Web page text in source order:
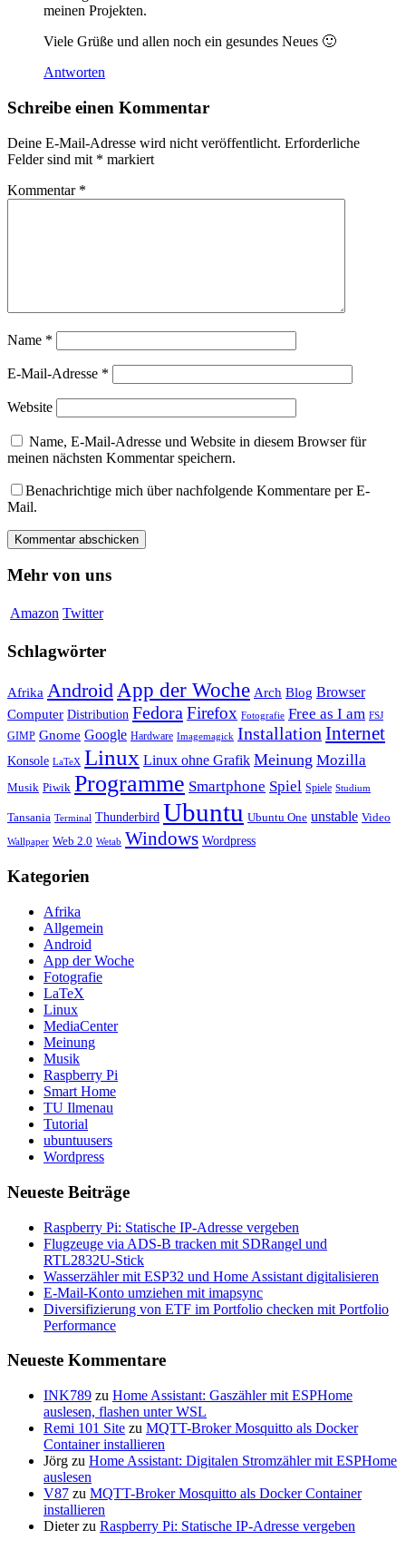
meinen Projekten.
Viele Grüße und allen noch ein gesundes Neues 🙂
Antworten
Schreibe einen Kommentar
Deine E-Mail-Adresse wird nicht veröffentlicht. Erforderliche
Felder sind mit * markiert
Kommentar *
Name *
E-Mail-Adresse *
Website
Name, E-Mail-Adresse und Website in diesem Browser für
meinen nächsten Kommentar speichern.
Benachrichtige mich über nachfolgende Kommentare per E-
Mail.
Mehr von uns
Amazon Twitter
Schlagwörter
Afrika Android App der Woche Arch Blog Browser
Computer Distribution Fedora Firefox Fotografie Free as I am FSJ
GIMP Gnome Google Hardware Imagemagick Installation Internet
Konsole LaTeX Linux Linux ohne Grafik Meinung Mozilla
Musik Piwik Programme Smartphone Spiel Spiele Studium
Tansania Terminal Thunderbird Ubuntu Ubuntu One unstable Video
Wallpaper Web 2.0 Wetab Windows Wordpress
Kategorien
Afrika
Allgemein
Android
App der Woche
Fotografie
LaTeX
Linux
MediaCenter
Meinung
Musik
Raspberry Pi
Smart Home
TU Ilmenau
Tutorial
ubuntuusers
Wordpress
Neueste Beiträge
Raspberry Pi: Statische IP-Adresse vergeben
Flugzeuge via ADS-B tracken mit SDRangel und
RTL2832U-Stick
Wasserzähler mit ESP32 und Home Assistant digitalisieren
E-Mail-Konto umziehen mit imapsync
Diversifizierung von ETF im Portfolio checken mit Portfolio
Performance
Neueste Kommentare
INK789 zu Home Assistant: Gaszähler mit ESPHome
auslesen, flashen unter WSL
Remi 101 Site zu MQTT-Broker Mosquitto als Docker
Container installieren
Jörg zu Home Assistant: Digitalen Stromzähler mit ESPHome
auslesen
V87 zu MQTT-Broker Mosquitto als Docker Container
installieren
Dieterzu Raspberry Pi: Statische IP-Adresse vergeben